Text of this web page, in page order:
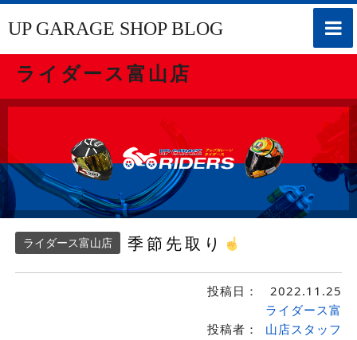
toggle
UP GARAGE SHOP BLOG
ライダース富山店
ライダース富山店 季節先取り
投稿日： 2022.11.25
投稿者：
ライダース富
山店スタッフ